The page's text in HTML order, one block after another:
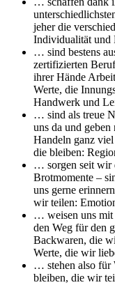
jeher die
Individualität und
… sind bestens
zertifizierten
ihrer Hände
Werte, die
Handwerk und
… sind als treue
uns da und
Handeln ganz
die bleiben:
… sorgen seit wir
Brotmomente –
uns gerne
wir teilen:
… weisen uns mit
den Weg für den
Backwaren, die
Werte, die wir
… stehen also für
bleiben, die wir